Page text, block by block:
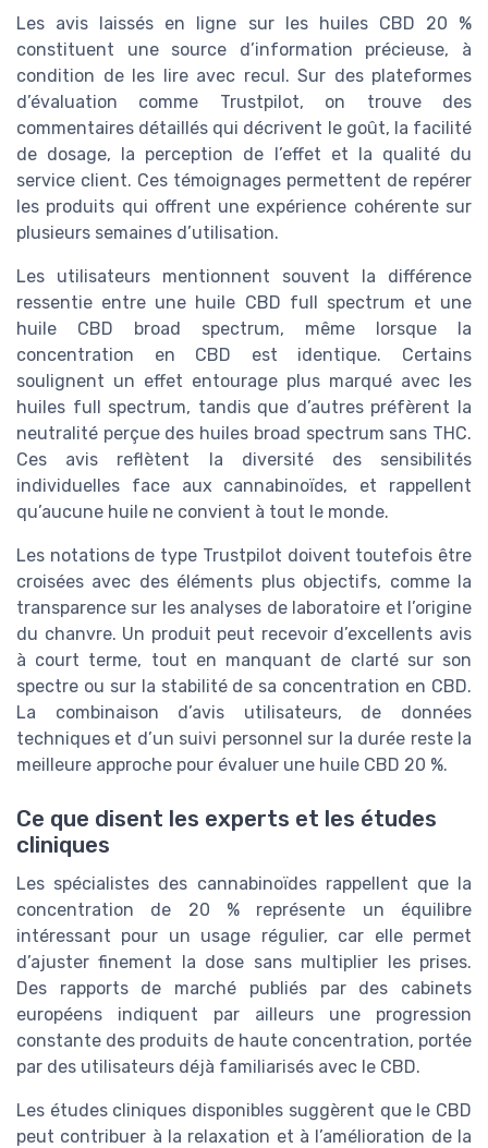
Les avis laissés en ligne sur les huiles CBD 20 %
constituent une source d’information précieuse, à
condition de les lire avec recul. Sur des plateformes
d’évaluation comme Trustpilot, on trouve des
commentaires détaillés qui décrivent le goût, la facilité
de dosage, la perception de l’effet et la qualité du
service client. Ces témoignages permettent de repérer
les produits qui offrent une expérience cohérente sur
plusieurs semaines d’utilisation.
Les utilisateurs mentionnent souvent la différence
ressentie entre une huile CBD full spectrum et une
huile CBD broad spectrum, même lorsque la
concentration en CBD est identique. Certains
soulignent un effet entourage plus marqué avec les
huiles full spectrum, tandis que d’autres préfèrent la
neutralité perçue des huiles broad spectrum sans THC.
Ces avis reflètent la diversité des sensibilités
individuelles face aux cannabinoïdes, et rappellent
qu’aucune huile ne convient à tout le monde.
Les notations de type Trustpilot doivent toutefois être
croisées avec des éléments plus objectifs, comme la
transparence sur les analyses de laboratoire et l’origine
du chanvre. Un produit peut recevoir d’excellents avis
à court terme, tout en manquant de clarté sur son
spectre ou sur la stabilité de sa concentration en CBD.
La combinaison d’avis utilisateurs, de données
techniques et d’un suivi personnel sur la durée reste la
meilleure approche pour évaluer une huile CBD 20 %.
Ce que disent les experts et les études
cliniques
Les spécialistes des cannabinoïdes rappellent que la
concentration de 20 % représente un équilibre
intéressant pour un usage régulier, car elle permet
d’ajuster finement la dose sans multiplier les prises.
Des rapports de marché publiés par des cabinets
européens indiquent par ailleurs une progression
constante des produits de haute concentration, portée
par des utilisateurs déjà familiarisés avec le CBD.
Les études cliniques disponibles suggèrent que le CBD
peut contribuer à la relaxation et à l’amélioration de la